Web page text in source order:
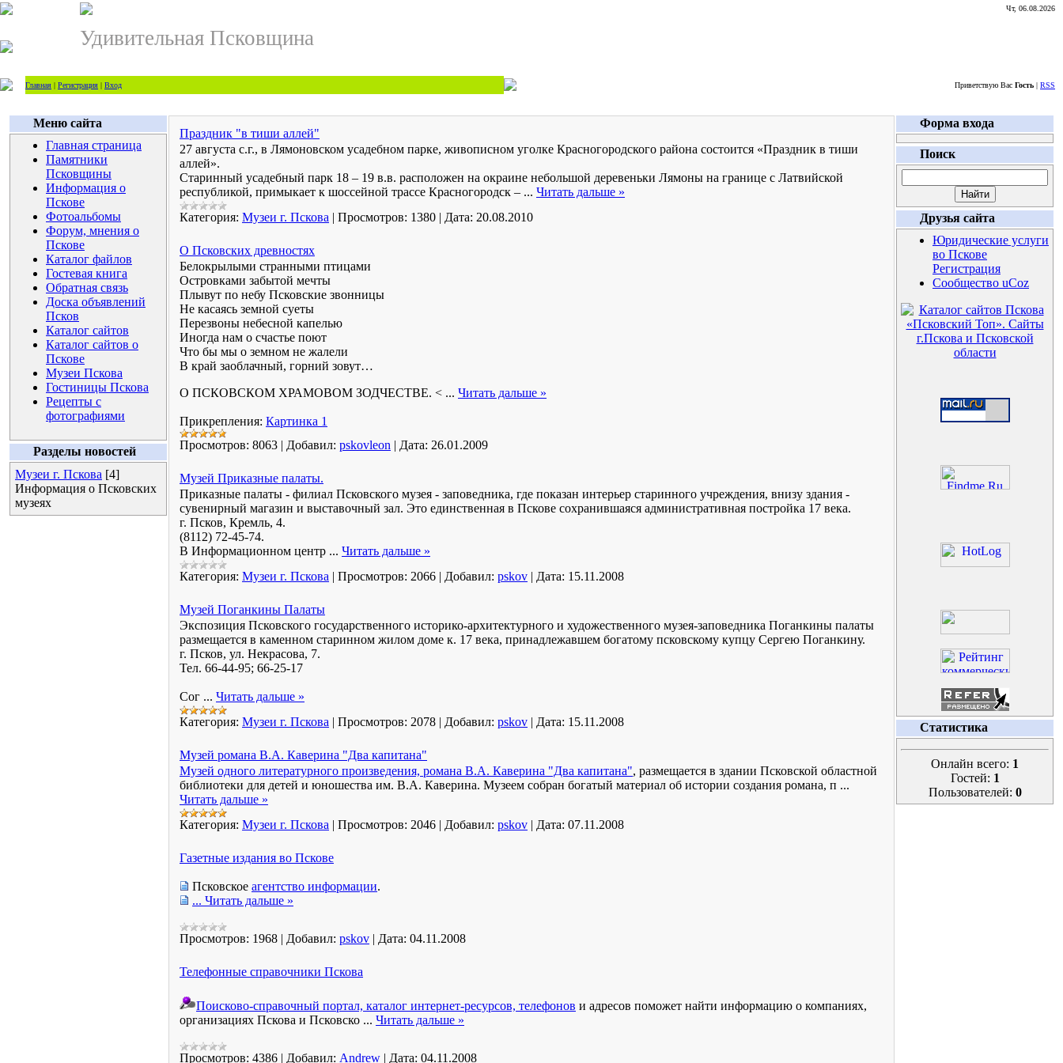
Чт, 06.08.2026
Удивительная Псковщина
Главная | Регистрация | Вход Приветствую Вас Гость | RSS
Меню сайта
Главная страница
Памятники
Псковщины
Информация о
Пскове
Фотоальбомы
Форум, мнения о
Пскове
Каталог файлов
Гостевая книга
Обратная связь
Доска объявлений
Псков
Каталог сайтов
Каталог сайтов о
Пскове
Музеи Пскова
Гостиницы Пскова
Рецепты с
фотографиями
Разделы новостей
Музеи г. Пскова [4]
Информация о Псковских
музеях
Праздник "в тиши аллей"
27 августа с.г., в Лямоновском усадебном парке, живописном уголке Красногородского района состоится «Праздник в тиши
аллей».
Старинный усадебный парк 18 – 19 в.в. расположен на окраине небольшой деревеньки Лямоны на границе с Латвийской
республикой, примыкает к шоссейной трассе Красногородск – ... Читать дальше »
Категория: Музеи г. Пскова | Просмотров: 1380 | Дата: 20.08.2010
О Псковских древностях
Белокрылыми странными птицами
Островками забытой мечты
Плывут по небу Псковские звонницы
Не касаясь земной суеты
Перезвоны небесной капелью
Иногда нам о счастье поют
Что бы мы о земном не жалели
В край заоблачный, горний зовут…
О ПСКОВСКОМ ХРАМОВОМ ЗОДЧЕСТВЕ. < ... Читать дальше »
Прикрепления: Картинка 1
Просмотров: 8063 | Добавил: pskovleon | Дата: 26.01.2009
Музей Приказные палаты.
Приказные палаты - филиал Псковского музея - заповедника, где показан интерьер старинного учреждения, внизу здания -
сувенирный магазин и выставочный зал. Это единственная в Пскове сохранившаяся административная постройка 17 века.
г. Псков, Кремль, 4.
(8112) 72-45-74.
В Информационном центр ... Читать дальше »
Категория: Музеи г. Пскова | Просмотров: 2066 | Добавил: pskov | Дата: 15.11.2008
Музей Поганкины Палаты
Экспозиция Псковского государственного историко-архитектурного и художественного музея-заповедника Поганкины палаты
размещается в каменном старинном жилом доме к. 17 века, принадлежавшем богатому псковскому купцу Сергею Поганкину.
г. Псков, ул. Некрасова, 7.
Тел. 66-44-95; 66-25-17
Сог ... Читать дальше »
Категория: Музеи г. Пскова | Просмотров: 2078 | Добавил: pskov | Дата: 15.11.2008
Музей романа В.А. Каверина "Два капитана"
Музей одного литературного произведения, романа В.А. Каверина "Два капитана", размещается в здании Псковской областной
библиотеки для детей и юношества им. В.А. Каверина. Музеем собран богатый материал об истории создания романа, п ...
Читать дальше »
Категория: Музеи г. Пскова | Просмотров: 2046 | Добавил: pskov | Дата: 07.11.2008
Газетные издания во Пскове
Псковское агентство информации.
... Читать дальше »
Просмотров: 1968 | Добавил: pskov | Дата: 04.11.2008
Телефонные справочники Пскова
Поисково-справочный портал, каталог интернет-ресурсов, телефонов и адресов поможет найти информацию о компаниях,
организациях Пскова и Псковско ... Читать дальше »
Просмотров: 4386 | Добавил: Andrew | Дата: 04.11.2008
Форма входа
Поиск
Друзья сайта
Юридические услуги
во Пскове
Регистрация
Сообщество uCoz
Статистика
Онлайн всего: 1
Гостей: 1
Пользователей: 0